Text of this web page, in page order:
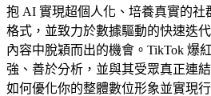
抱 AI 實現超個人化、培養真實的社
格式，並致力於數據驅動的快速迭
內容中脫穎而出的機會。TikTok 爆
強、善於分析，並與其受眾真正連
如何優化你的整體數位形象並實現